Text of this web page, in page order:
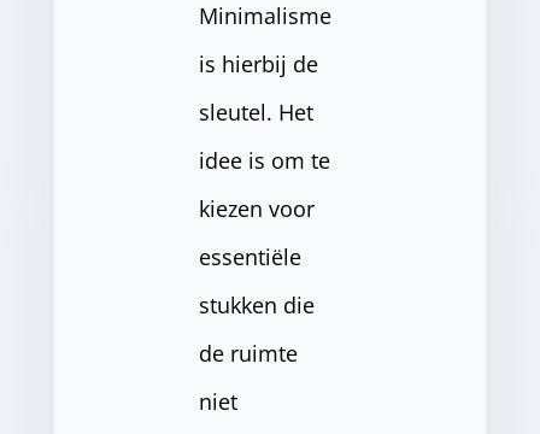
Minimalisme
is hierbij de
sleutel. Het
idee is om te
kiezen voor
essentiële
stukken die
de ruimte
niet